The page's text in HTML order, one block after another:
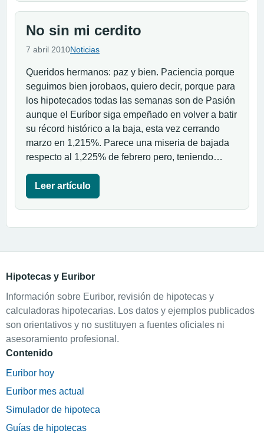
No sin mi cerdito
7 abril 2010Noticias
Queridos hermanos: paz y bien. Paciencia porque
seguimos bien jorobaos, quiero decir, porque para
los hipotecados todas las semanas son de Pasión
aunque el Euríbor siga empeñado en volver a batir
su récord histórico a la baja, esta vez cerrando
marzo en 1,215%. Parece una miseria de bajada
respecto al 1,225% de febrero pero, teniendo…
Leer artículo
Hipotecas y Euribor
Información sobre Euribor, revisión de hipotecas y
calculadoras hipotecarias. Los datos y ejemplos publicados
son orientativos y no sustituyen a fuentes oficiales ni
asesoramiento profesional.
Contenido
Euribor hoy
Euribor mes actual
Simulador de hipoteca
Guías de hipotecas